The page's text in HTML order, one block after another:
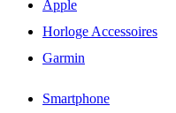
Apple
Horloge Accessoires
Garmin
Smartphone